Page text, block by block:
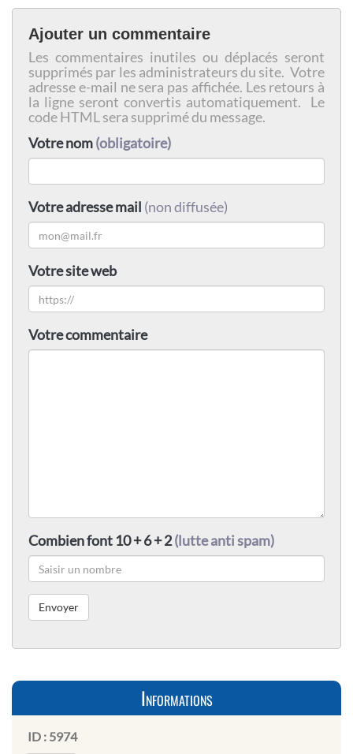
Ajouter un commentaire
Les commentaires inutiles ou déplacés seront
supprimés par les administrateurs du site. Votre
adresse e-mail ne sera pas affichée. Les retours à
la ligne seront convertis automatiquement. Le
code HTML sera supprimé du message.
Votre nom(obligatoire)
Votre adresse mail (non diffusée)
Votre site web
Votre commentaire
Combien font 10 + 6 + 2(lutte anti spam)
Informations
ID : 5974